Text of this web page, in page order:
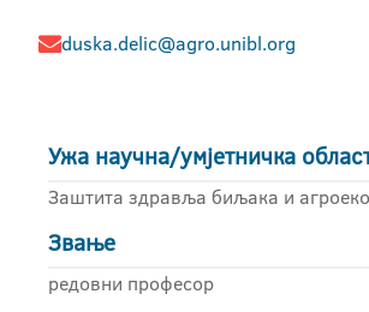
duska.delic@agro.unibl.org
Ужа научна/умјетничка
Заштита здравља биљака и
Звање
редовни професор